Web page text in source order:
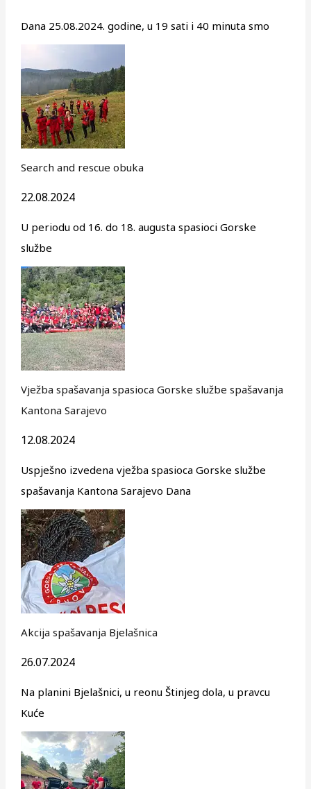
Dana 25.08.2024. godine, u 19 sati i 40 minuta smo
Search and rescue obuka
22.08.2024
U periodu od 16. do 18. augusta spasioci Gorske
službe
Vježba spašavanja spasioca Gorske službe spašavanja
Kantona Sarajevo
12.08.2024
Uspješno izvedena vježba spasioca Gorske službe
spašavanja Kantona Sarajevo Dana
Akcija spašavanja Bjelašnica
26.07.2024
Na planini Bjelašnici, u reonu Štinjeg dola, u pravcu
Kuće